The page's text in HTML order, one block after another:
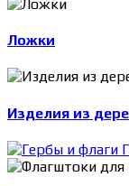
Ложки
Изделия из